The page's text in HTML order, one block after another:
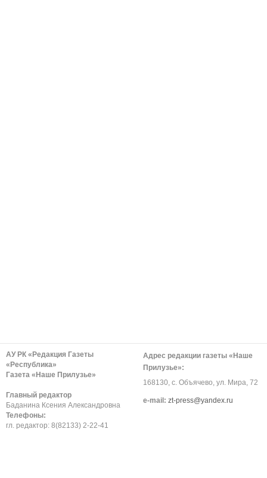
АУ РК «Редакция Газеты
«Республика»
Газета «Наше Прилузье»
Главный редактор
Баданина Ксения Александровна
Телефоны:
гл. редактор: 8(82133) 2-22-41
Адрес редакции газеты «Наше
Прилузье»:
168130, с. Объячево, ул. Мира, 72
е-mail: zt-press@yandex.ru